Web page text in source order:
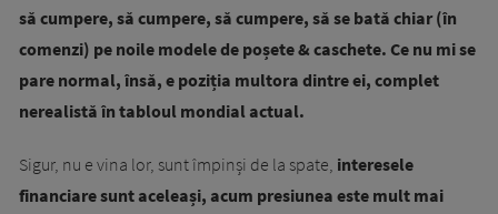
să cumpere, să cumpere, să cumpere, să se bată chiar (în
comenzi) pe noile modele de poșete & caschete. Ce nu mi se
pare normal, însă, e poziția multora dintre ei, complet
nerealistă în tabloul mondial actual.
Sigur, nu e vina lor, sunt împinși de la spate, interesele
financiare sunt aceleași, acum presiunea este mult mai